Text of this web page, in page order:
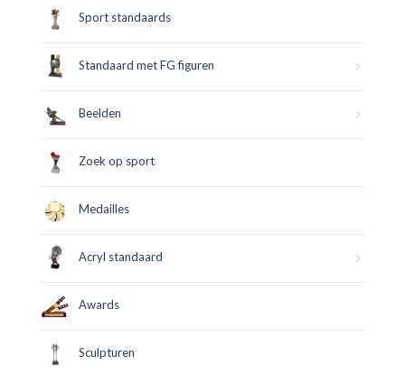
Sport standaards
Standaard met FG figuren
Beelden
Zoek op sport
Medailles
Acryl standaard
Awards
Sculpturen